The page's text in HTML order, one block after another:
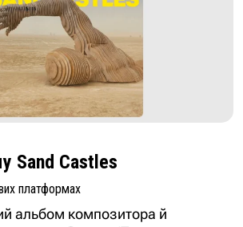
Sand Castles
платформах
альбом композитора й